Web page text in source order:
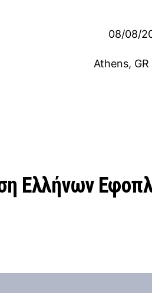
08/08/
Athens, GR
Ελλήνων